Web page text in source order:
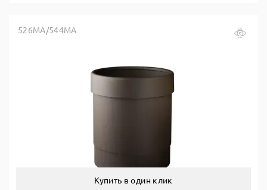
526MA/544MA
Купить в один клик